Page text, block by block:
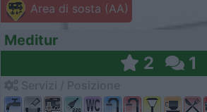
Area di sosta (AA)
Meditur
2 1